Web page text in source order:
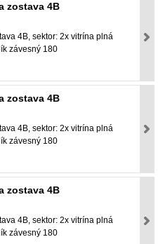
zostava 4B
4B, sektor: 2x vitrína plná
závesný 180
zostava 4B
4B, sektor: 2x vitrína plná
závesný 180
zostava 4B
4B, sektor: 2x vitrína plná
závesný 180